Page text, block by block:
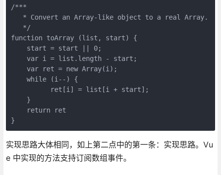
/***
   * Convert an Array-like object to a real Array.
   */
function toArray (list, start) {
    start = start || 0;
    var i = list.length - start;
    var ret = new Array(i);
    while (i--) {
          ret[i] = list[i + start];
    }
    return ret
}
实现思路大体相同，如上第二点中的第一条：实现思路。Vu
e 中实现的方法支持订阅数组事件。